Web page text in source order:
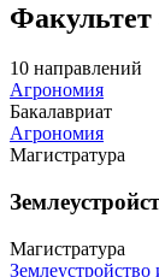
Факультет
10 направлений
Агрономия
Бакалавриат
Агрономия
Магистратура
Магистратура
Землеустройство